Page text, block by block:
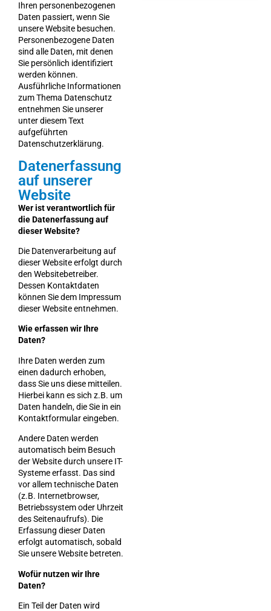
Ihren personenbezogenen
Daten passiert, wenn Sie
unsere Website besuchen.
Personenbezogene Daten
sind alle Daten, mit denen
Sie persönlich identifiziert
werden können.
Ausführliche Informationen
zum Thema Datenschutz
entnehmen Sie unserer
unter diesem Text
aufgeführten
Datenschutzerklärung.
Datenerfassung
auf unserer
Website
Wer ist verantwortlich für
die Datenerfassung auf
dieser Website?
Die Datenverarbeitung auf
dieser Website erfolgt durch
den Websitebetreiber.
Dessen Kontaktdaten
können Sie dem Impressum
dieser Website entnehmen.
Wie erfassen wir Ihre
Daten?
Ihre Daten werden zum
einen dadurch erhoben,
dass Sie uns diese mitteilen.
Hierbei kann es sich z.B. um
Daten handeln, die Sie in ein
Kontaktformular eingeben.
Andere Daten werden
automatisch beim Besuch
der Website durch unsere IT-
Systeme erfasst. Das sind
vor allem technische Daten
(z.B. Internetbrowser,
Betriebssystem oder Uhrzeit
des Seitenaufrufs). Die
Erfassung dieser Daten
erfolgt automatisch, sobald
Sie unsere Website betreten.
Wofür nutzen wir Ihre
Daten?
Ein Teil der Daten wird